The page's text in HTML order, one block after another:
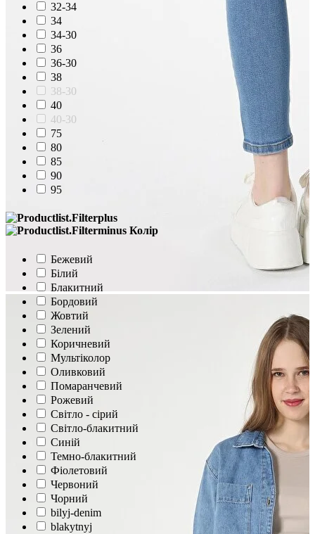
32-34
34
34-30
36
36-30
38
38-30
40
40-30
75
80
85
90
95
Колір
Бежевий
Білий
Блакитний
Бордовий
Жовтий
Зелений
Коричневий
Мультіколор
Оливковий
Помаранчевий
Рожевий
Світло - сірий
Світло-блакитний
Синій
Темно-блакитний
Фіолетовий
Червоний
Чорний
bilyj-denim
blakytnyj